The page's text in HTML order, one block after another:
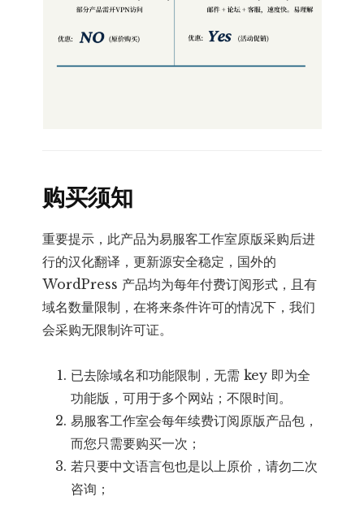
购买须知
重要提示，此产品为易服客工作室原版采购后进
行的汉化翻译，更新源安全稳定，国外的
WordPress 产品均为每年付费订阅形式，且有
域名数量限制，在将来条件许可的情况下，我们
会采购无限制许可证。
已去除域名和功能限制，无需 key 即为全
功能版，可用于多个网站；不限时间。
易服客工作室会每年续费订阅原版产品包，
而您只需要购买一次；
若只要中文语言包也是以上原价，请勿二次
咨询；